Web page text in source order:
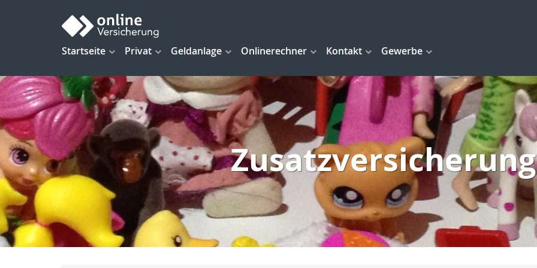
Startseite Privat Geldanlage Onlinerechner Kontakt Gewerbe